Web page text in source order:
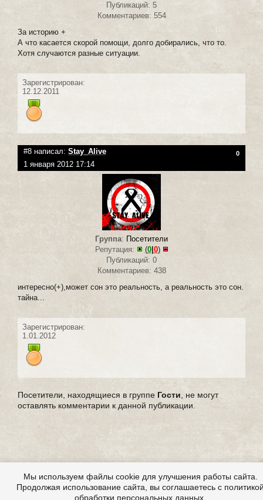
Публикаций: 5
Комментариев: 554
За историю +
А что касается скорой помощи, долго добирались, что то.
Хотя случаются разные ситуации.
Зарегистрирован:
12.12.2011
#8 написал: Stay_Alive 0
1 января 2012 17:14
Группа: Посетители
Репутация:
(0| 0)
Публикаций: 0
Комментариев: 438
интересно(+),может сон это реальность, а реальность это сон.
тайна...
Зарегистрирован:
1.01.2012
Посетители, находящиеся в группе Гости , не могут
оставлять комментарии к данной публикации.
Мы используем файлы cookie для улучшения работы сайта.
Продолжая использование сайта, вы соглашаетесь с
обработки персональных данных.